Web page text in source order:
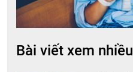
Bài viết xem nhiều